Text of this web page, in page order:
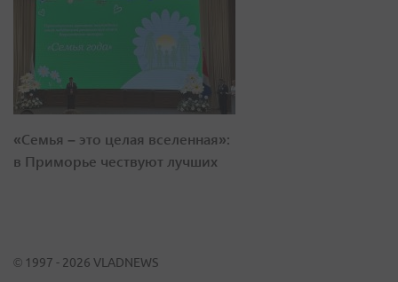
«Семья – это целая вселенная»:
в Приморье чествуют лучших
© 1997 - 2026 VLADNEWS